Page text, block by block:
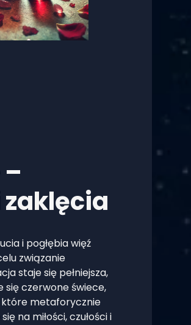
i pogłębia więź
związanie
staje się pełniejsza,
się czerwone świece,
które metaforycznie
na miłości, czułości i